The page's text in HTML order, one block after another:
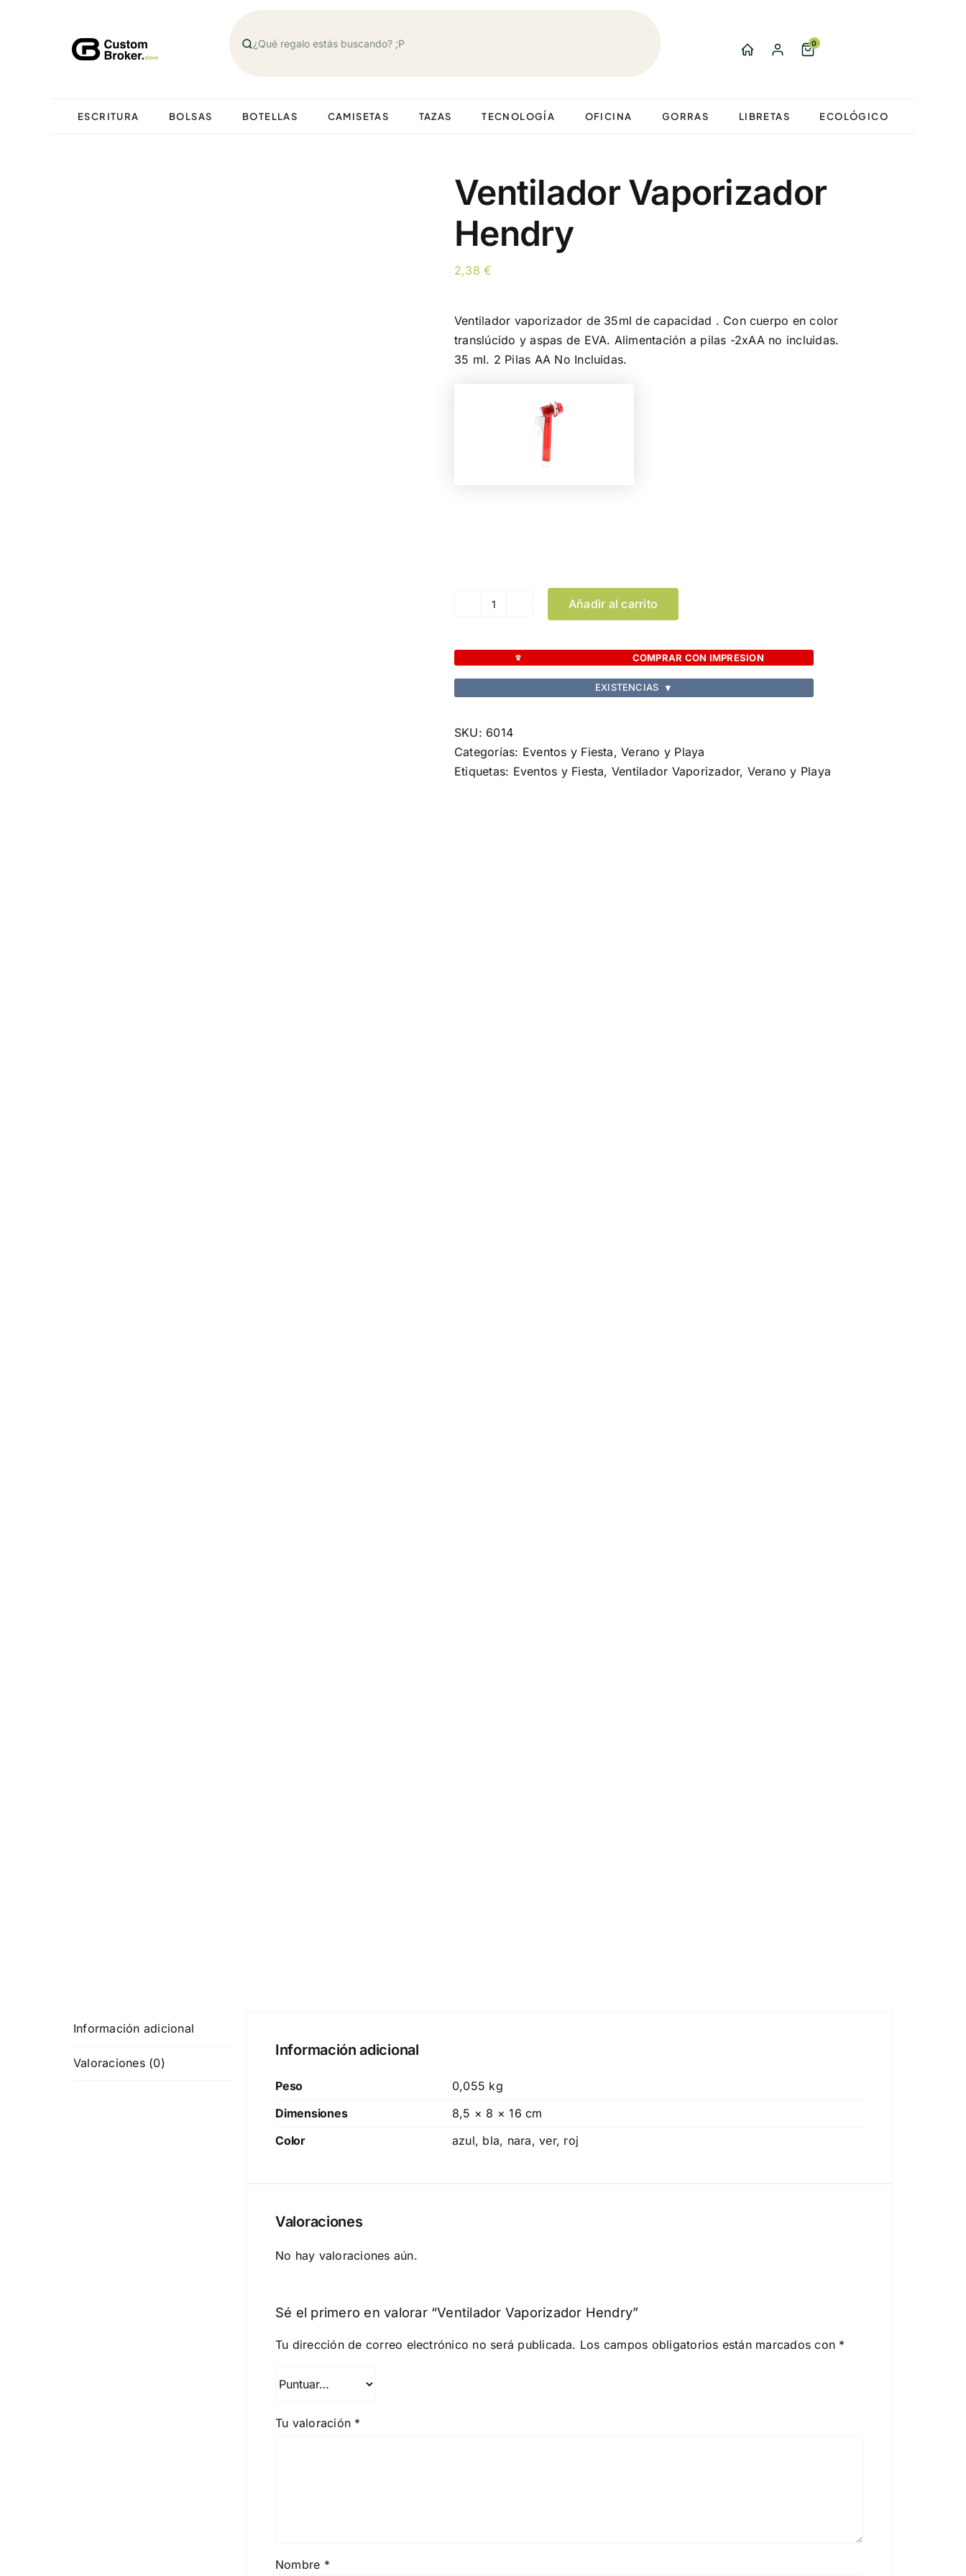
0
ESCRITURA BOLSAS BOTELLAS CAMISETAS TAZAS TECNOLOGÍA OFICINA GORRAS LIBRETAS ECOLÓGICO
Ventilador Vaporizador
Hendry
2,38€
Ventilador vaporizador de 35ml de capacidad . Con cuerpo en color
translúcido y aspas de EVA. Alimentación a pilas -2xAA no incluidas.
35 ml. 2 Pilas AA No Incluidas.
Ventilador
Hendry
cantidad
Añadir al carrito
COMPRAR CON IMPRESION
EXISTENCIAS ▼
SKU: 6014
Categorías: Eventos y Fiesta,Verano y Playa
Etiquetas: Eventos y Fiesta, Ventilador Vaporizador, Verano y Playa
Información adicional
Valoraciones (0)
Información adicional
Peso
0,055 kg
Dimensiones
8,5 × 8 × 16 cm
Color
azul, bla, nara, ver, roj
Valoraciones
No hay valoraciones aún.
Sé el primero en valorar “Ventilador Vaporizador Hendry”
Tu dirección de correo electrónico no será publicada. Los campos obligatorios están marcados con *
Tu valoración *
Nombre *